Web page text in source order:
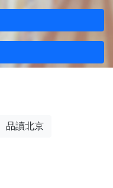
品讀北京